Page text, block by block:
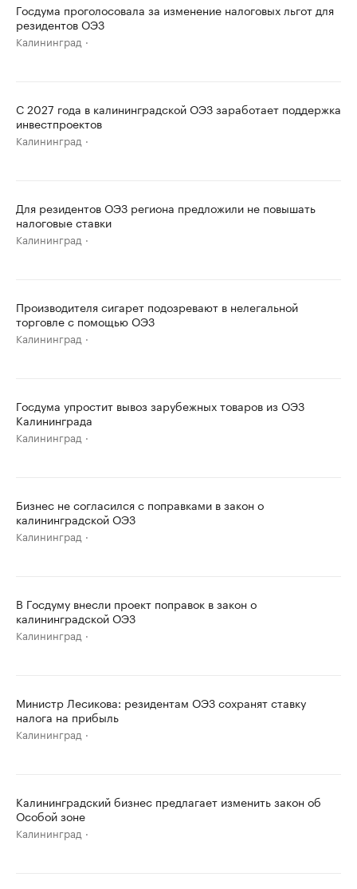
Госдума проголосовала за изменение налоговых льгот для
резидентов ОЭЗ
Калининград
С 2027 года в калининградской ОЭЗ заработает поддержка
инвестпроектов
Калининград
Для резидентов ОЭЗ региона предложили не повышать
налоговые ставки
Калининград
Производителя сигарет подозревают в нелегальной
торговле с помощью ОЭЗ
Калининград
Госдума упростит вывоз зарубежных товаров из ОЭЗ
Калининграда
Калининград
Бизнес не согласился с поправками в закон о
калининградской ОЭЗ
Калининград
В Госдуму внесли проект поправок в закон о
калининградской ОЭЗ
Калининград
Министр Лесикова: резидентам ОЭЗ сохранят ставку
налога на прибыль
Калининград
Калининградский бизнес предлагает изменить закон об
Особой зоне
Калининград